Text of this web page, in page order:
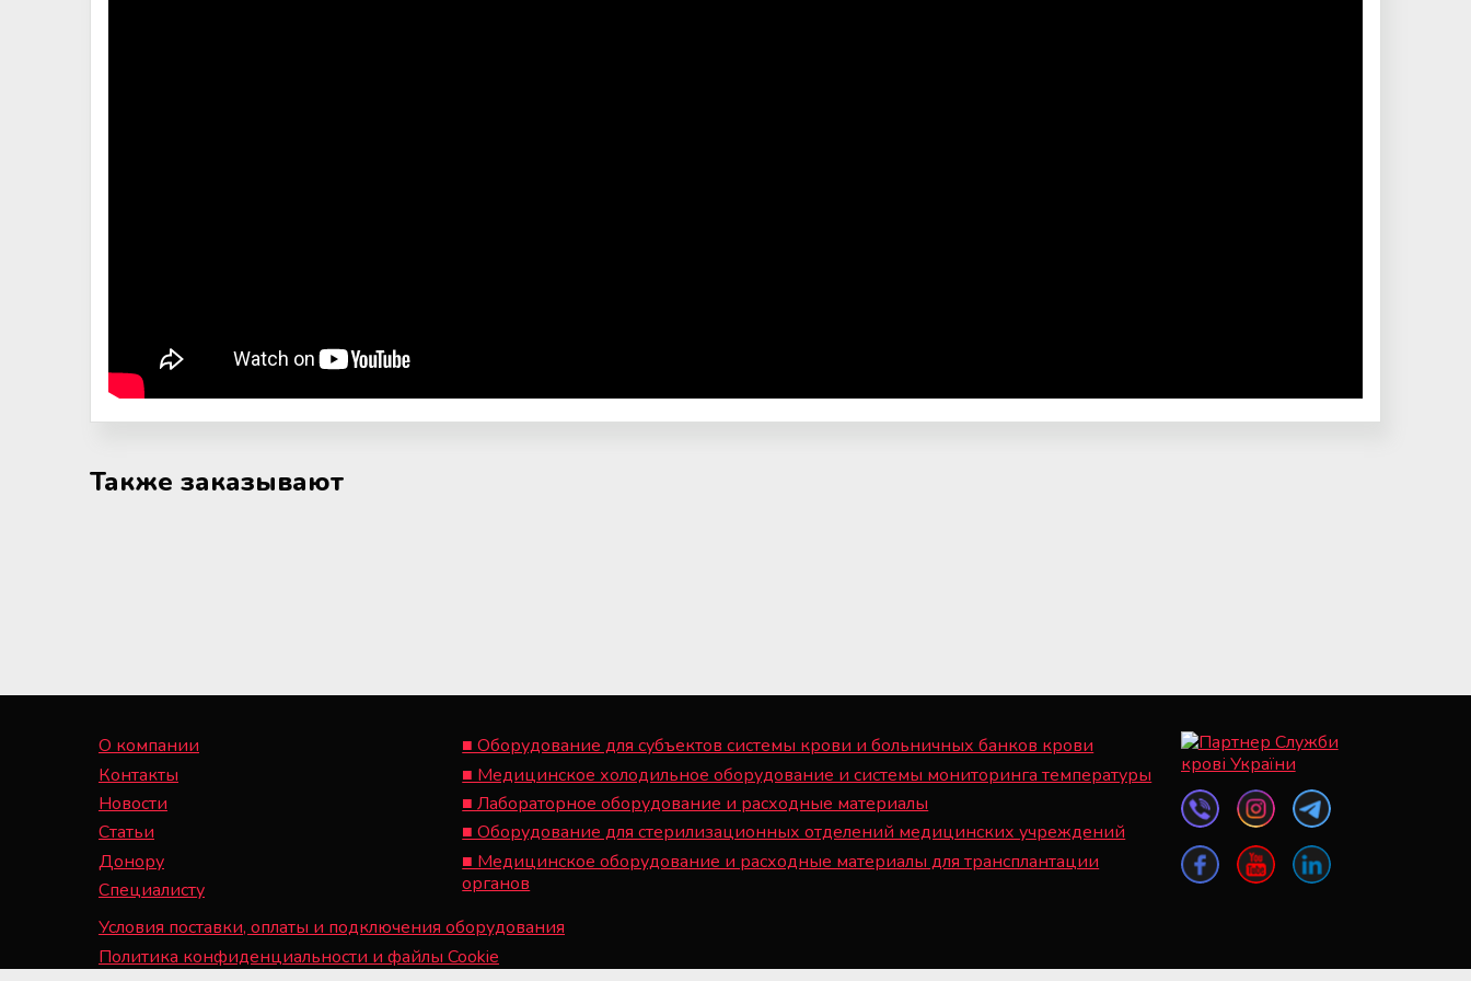
Также заказывают
О компании
Контакты
Новости
Статьи
Донору
Специалисту
Условия поставки, оплаты и подключения оборудования
Политика конфиденциальности и файлы Cookie
■ Оборудование для субъектов системы крови и больничных банков крови
■ Медицинское холодильное оборудование и системы мониторинга температуры
■ Лабораторное оборудование и расходные материалы
■ Оборудование для стерилизационных отделений медицинских учреждений
■ Медицинское оборудование и расходные материалы для трансплантации
органов